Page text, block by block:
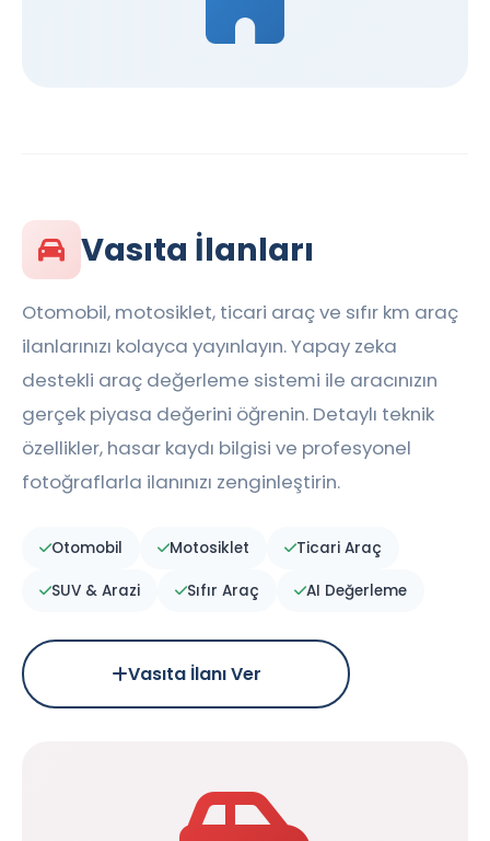
Vasıta İlanları
Otomobil, motosiklet, ticari araç ve sıfır km araç
ilanlarınızı kolayca yayınlayın. Yapay zeka
destekli araç değerleme sistemi ile aracınızın
gerçek piyasa değerini öğrenin. Detaylı teknik
özellikler, hasar kaydı bilgisi ve profesyonel
fotoğraflarla ilanınızı zenginleştirin.
Otomobil Motosiklet Ticari Araç
SUV & Arazi Sıfır Araç AI Değerleme
Vasıta İlanı Ver